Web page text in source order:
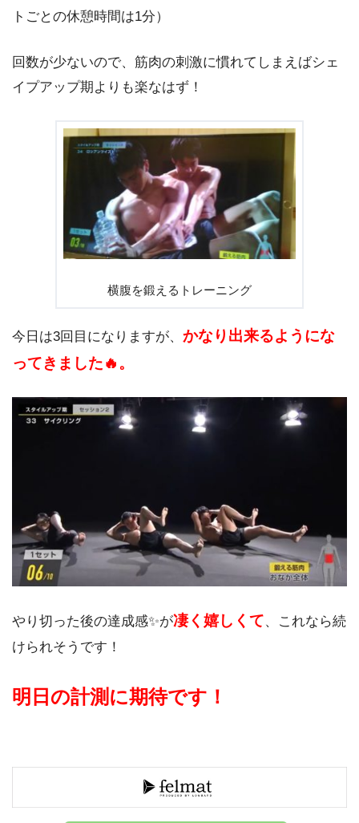
トごとの休憩時間は1分）
回数が少ないので、筋肉の刺激に慣れてしまえばシェ
イプアップ期よりも楽なはず！
横腹を鍛えるトレーニング
今日は3回目になりますが、 かなり出来るようにな
ってきました🔥。
やり切った後の達成感✨が凄く嬉しくて、これなら続
けられそうです！
明日の計測に期待です！